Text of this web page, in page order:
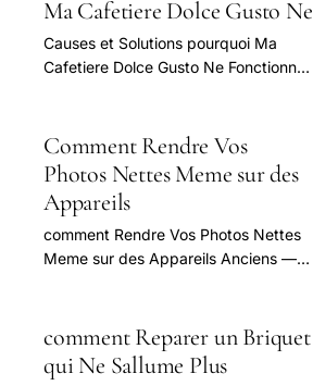
Ma Cafetiere Dolce Gusto Ne
Causes et Solutions pourquoi Ma
Cafetiere Dolce Gusto Ne Fonctionne
question.
Comment Rendre Vos
Photos Nettes Meme sur des
Appareils
comment Rendre Vos Photos Nettes
Meme sur des Appareils Anciens —
comment Reparer un Briquet
qui Ne Sallume Plus